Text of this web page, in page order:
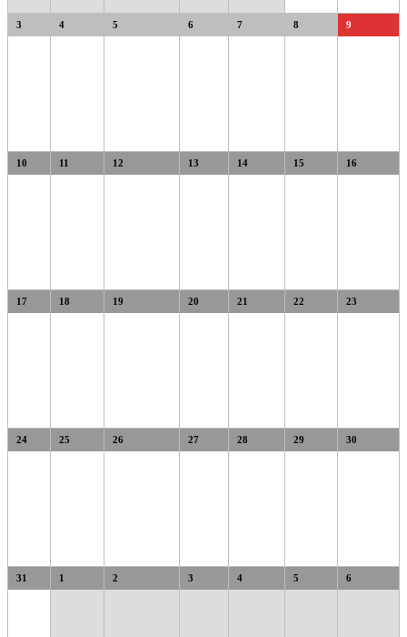
3 4 5 6 7 8 9
10 11 12 13 14 15 16
17 18 19 20 21 22 23
24 25 26 27 28 29 30
31 1 2 3 4 5 6